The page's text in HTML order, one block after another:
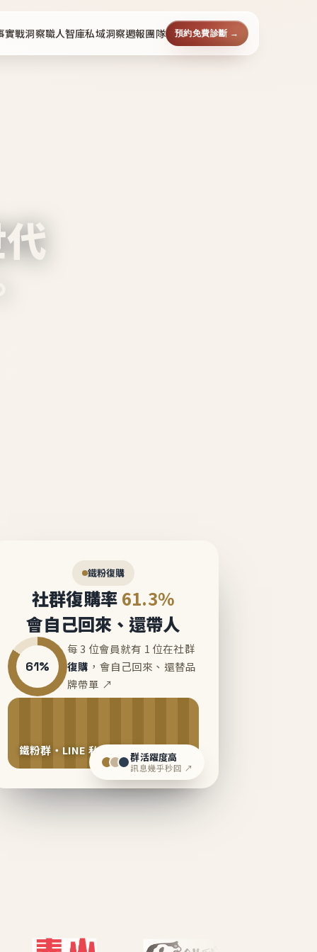
實戰洞察職人智庫私域洞察週報團隊 預約免費診斷 →
鐵粉復購
社群復購率 61.3%
會自己回來、還帶人
61%
每 3 位會員就有 1 位在社群
復購 ，會自己回來、還替品
牌帶單 ↗
鐵粉群・LINE 私域運營中群活躍度高
訊息幾乎秒回 ↗